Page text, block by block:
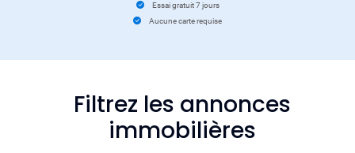
Essai gratuit 7 jours
Aucune carte requise
Filtrez les annonces
immobilières